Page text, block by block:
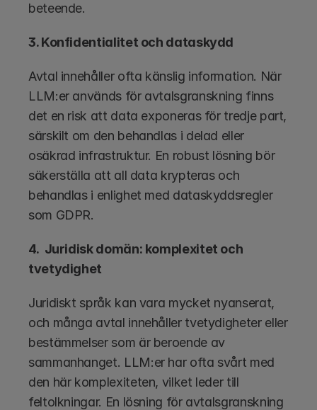
beteende.
3. Konfidentialitet och dataskydd
Avtal innehåller ofta känslig information. När
LLM:er används för avtalsgranskning finns
det en risk att data exponeras för tredje part,
särskilt om den behandlas i delad eller
osäkrad infrastruktur. En robust lösning bör
säkerställa att all data krypteras och
behandlas i enlighet med dataskyddsregler
som GDPR.
4.  Juridisk domän: komplexitet och
tvetydighet
Juridiskt språk kan vara mycket nyanserat,
och många avtal innehåller tvetydigheter eller
bestämmelser som är beroende av
sammanhanget. LLM:er har ofta svårt med
den här komplexiteten, vilket leder till
feltolkningar. En lösning för avtalsgranskning